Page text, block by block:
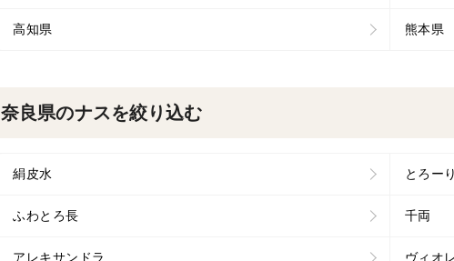
高知県 熊本県
奈良県のナスを絞り込む
絹皮水 とろー
ふわとろ長 千両
アレキサンドラ ヴィオ